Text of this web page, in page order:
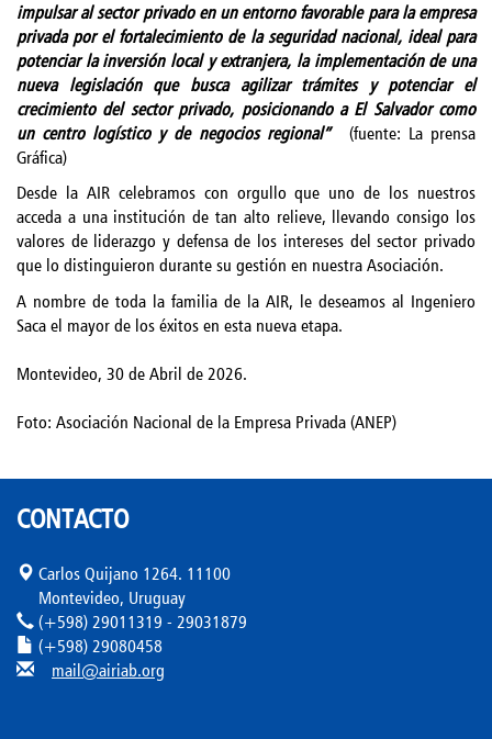
impulsar al sector privado en un entorno favorable para la empresa
privada por el fortalecimiento de la seguridad nacional, ideal para
potenciar la inversión local y extranjera, la implementación de una
nueva legislación que busca agilizar trámites y potenciar el
crecimiento del sector privado, posicionando a El Salvador como
un centro logístico y de negocios regional”(fuente: La prensa
Gráfica)
Desde la AIR celebramos con orgullo que uno de los nuestros
acceda a una institución de tan alto relieve, llevando consigo los
valores de liderazgo y defensa de los intereses del sector privado
que lo distinguieron durante su gestión en nuestra Asociación.
A nombre de toda la familia de la AIR, le deseamos al Ingeniero
Saca el mayor de los éxitos en esta nueva etapa.
Montevideo, 30 de Abril de 2026.
Foto: Asociación Nacional de la Empresa Privada (ANEP)
CONTACTO
Carlos Quijano 1264. 11100
Montevideo, Uruguay
(+598) 29011319 - 29031879
(+598) 29080458
mail@airiab.org